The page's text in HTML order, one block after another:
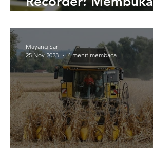
Cerdas
Mayang Sari
25 Nov 2023
4 menit membaca